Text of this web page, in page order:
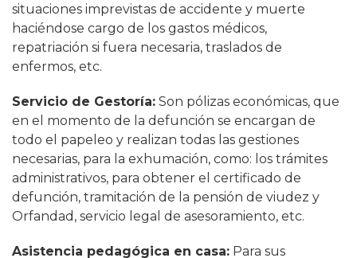
situaciones imprevistas de accidente y muerte
haciéndose cargo de los gastos médicos,
repatriación si fuera necesaria, traslados de
enfermos, etc.
Servicio de Gestoría: Son pólizas económicas, que
en el momento de la defunción se encargan de
todo el papeleo y realizan todas las gestiones
necesarias, para la exhumación, como: los trámites
administrativos, para obtener el certificado de
defunción, tramitación de la pensión de viudez y
Orfandad, servicio legal de asesoramiento, etc.
Asistencia pedagógica en casa: Para sus